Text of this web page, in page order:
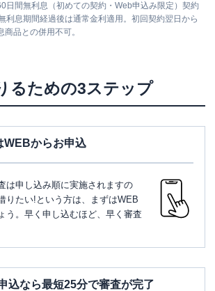
日間無利息（初めての契約・Web申込み限定）契約
利息期間経過後は通常金利適用。初回契約翌日から
品との併用不可。
るための3ステップ
WEBからお申込
は申し込み順に実施されますの
りたい!という方は、まずはWEB
う。早く申し込むほど、早く審査
込なら最短25分で審査が完了